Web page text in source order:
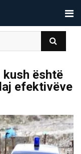
është
efektivëve